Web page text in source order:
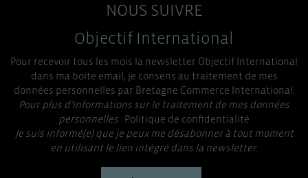
NOUS SUIVRE
Objectif International
Pour recevoir tous les mois la newsletter Objectif International
dans ma boite email, je consens au traitement de mes
données personnelles par Bretagne Commerce International.
Pour plus d’informations sur le traitement de mes données
personnelles :Politique de confidentialité
Je suis informé(e) que je peux me désabonner à tout moment
en utilisant le lien intégré dans la newsletter.